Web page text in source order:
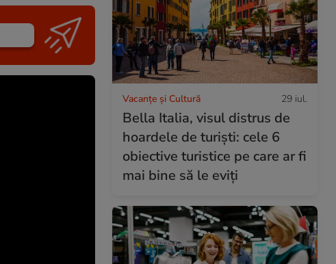
Vacanțe și Cultură 29 iul.
Bella Italia, visul distrus de
hoardele de turiști: cele 6
obiective turistice pe care ar fi
mai bine să le eviți